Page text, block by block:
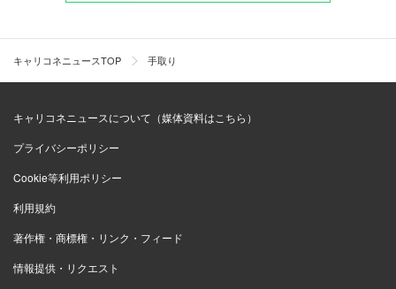
キャリコネニュースTOP 手取り
キャリコネニュースについて（媒体資料はこちら）
プライバシーポリシー
Cookie等利用ポリシー
利用規約
著作権・商標権・リンク・フィード
情報提供・リクエスト